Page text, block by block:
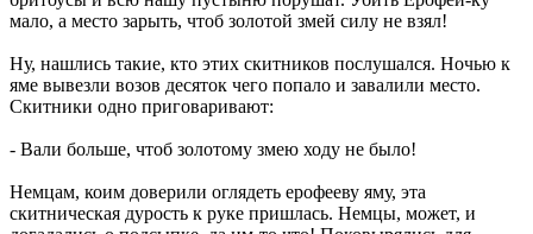
мало, а место зарыть, чтоб золотой змей силу не взял!
Ну, нашлись такие, кто этих скитников послушался. Ночью к
яме вывезли возов десяток чего попало и завалили место.
Скитники одно приговаривают:
- Вали больше, чтоб золотому змею ходу не было!
Немцам, коим доверили оглядеть ерофееву яму, эта
скитническая дурость к руке пришлась. Немцы, может, и